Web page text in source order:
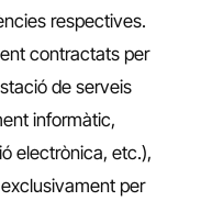
respectives.
contractats per
de serveis
informàtic,
electrònica, etc.),
per